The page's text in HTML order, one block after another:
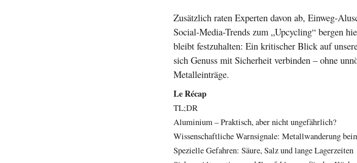
Zusätzlich raten Experten davon ab, Einweg-
Social-Media-Trends zum „Upcycling“ bergen
bleibt festzuhalten: Ein kritischer Blick auf
sich Genuss mit Sicherheit verbinden – ohne
Metalleinträge.
Le Récap
TL;DR
Aluminium – Praktisch, aber nicht ungefährlich?
Wissenschaftliche Warnsignale: Metallwanderung
Spezielle Gefahren: Säure, Salz und lange Lagerzeiten